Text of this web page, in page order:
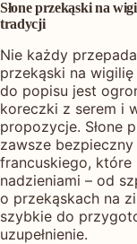
Słone przekąski na
tradycji
Nie każdy
przekąski na
do popisu jest
koreczki z serem i
propozycje. Słone
zawsze
francuskiego,
nadzieniami – od
o przekąskach na
szybkie do
uzupełnienie.